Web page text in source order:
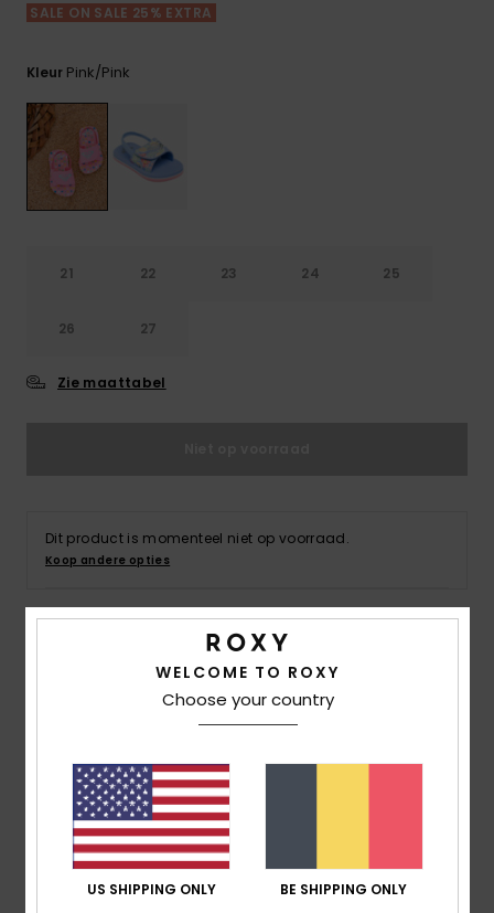
Snow
CADEAUKAART
VERLANGLIJST
SALE ON SALE 25% EXTRA
Kleur Pink/pink
21 22 23 24 25
26 27
Zie maattabel
Dit product is momenteel niet op voorraad.
Koop andere opties
Details & functies
Toddlers Roze Sandalen
Kenmerken
bovendeel:watervriendelijk EVA-bovendeel
Klittenbandsluiting en elastisch enkelbandje
Binnenzool:Zachte EVA binnenzool met grafische
WELCOME TO ROXY
Choose your country
US SHIPPING ONLY BE SHIPPING ONLY